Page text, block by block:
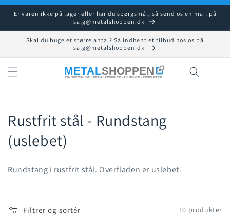
Gå til
indhold
Er varen ikke på lager eller har du spørgsmål, så send os en mail på
salg@metalshoppen.dk
Skal du buge et større antal? Så indhent et tilbud hos os på
salg@metalshoppen.dk
K
o
Rustfrit stål - Rundstang
(uslebet)
Rundstang i rustfrit stål. Overfladen er uslebet.
Filtrer og sortér 10 produkter